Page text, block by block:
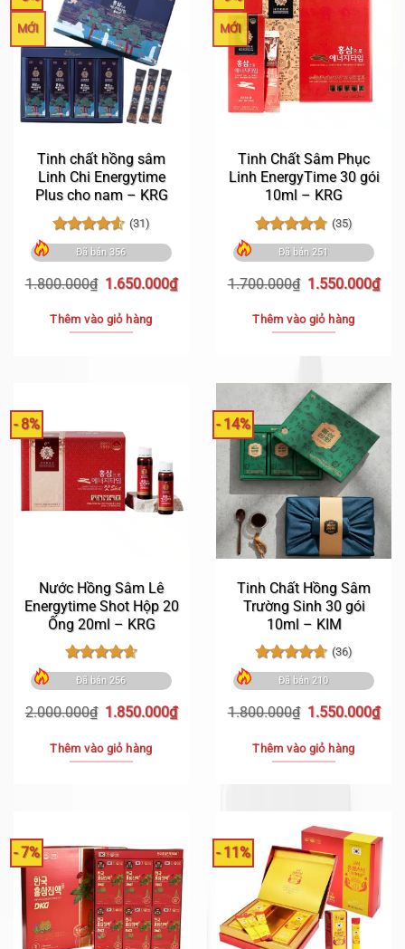
MỚI
Tinh chất hồng sâm
Linh Chi Energytime
Plus cho nam – KRG
Được xếp
hạng4.55
(31)
Đã bán 356
1.800.000₫ Giá
là:
1.800.000₫.
1.650.000₫Giá
Thêm vào giỏ hàng
MỚI
Tinh Chất Sâm Phục
Linh EnergyTime 30 gói
10ml – KRG
Được xếp
hạng4.77
(35)
Đã bán 251
1.700.000₫ Giá
là:
1.700.000₫.
1.550.000₫Giá
Thêm vào giỏ hàng
- 8%
Nước Hồng Sâm Lê
Energytime Shot Hộp 20
Ống 20ml – KRG
Được xếp
hạng4.68
Đã bán 256
2.000.000₫ Giá
là:
2.000.000₫.
1.850.000₫Giá
Thêm vào giỏ hàng
- 14%
Tinh Chất Hồng Sâm
Trường Sinh 30 gói
10ml – KIM
Được xếp
hạng4.69
(36)
Đã bán 210
1.800.000₫ Giá
là:
1.800.000₫.
1.550.000₫Giá
Thêm vào giỏ hàng
- 7% - 11%